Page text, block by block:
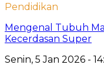
Pendidikan
Mengenal Tubuh
Kecerdasan Super
Senin, 5 Jan 2026 -